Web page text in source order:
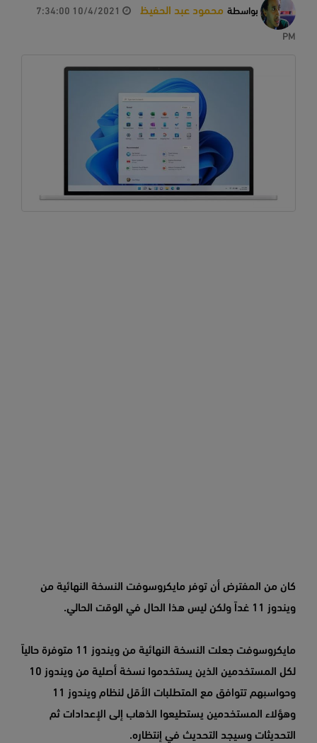
بواسطة محمود عبد الحفيظ
10/4/2021 7:34:00
PM
كان من المفترض أن توفر مايكروسوفت النسخة النهائية من
ويندوز 11 غداً ولكن ليس هذا الحال في الوقت الحالي.
مايكروسوفت جعلت النسخة النهائية من ويندوز 11 متوفرة حالياً
لكل المستخدمين الذين يستخدموا نسخة أصلية من ويندوز 10
وحواسبهم تتوافق مع المتطلبات الأقل لنظام ويندوز 11
وهؤلاء المستخدمين يستطيعوا الذهاب إلى الإعدادات ثم
التحديثات وسيجد التحديث في إنتظاره.